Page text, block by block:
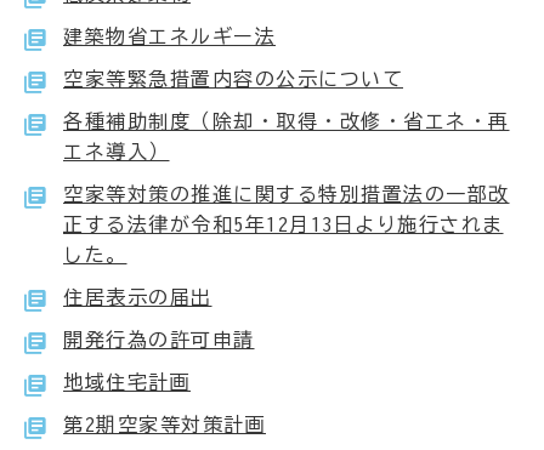
建築物省エネルギー法
空家等緊急措置内容の公示について
各種補助制度（除却・取得・改修・省エネ・再
エネ導入）
空家等対策の推進に関する特別措置法の一部改
正する法律が令和5年12月13日より施行されま
した。
住居表示の届出
開発行為の許可申請
地域住宅計画
第2期空家等対策計画